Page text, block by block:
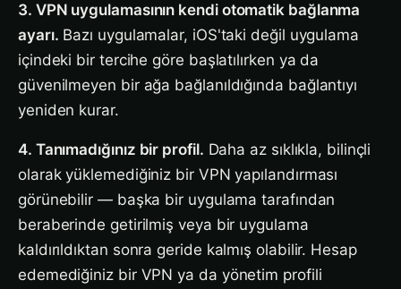
3. VPN uygulamasının kendi otomatik bağlanma
ayarı. Bazı uygulamalar, iOS'taki değil uygulama
içindeki bir tercihe göre başlatılırken ya da
güvenilmeyen bir ağa bağlanıldığında bağlantıyı
yeniden kurar.
4. Tanımadığınız bir profil. Daha az sıklıkla, bilinçli
olarak yüklemediğiniz bir VPN yapılandırması
görünebilir — başka bir uygulama tarafından
beraberinde getirilmiş veya bir uygulama
kaldırıldıktan sonra geride kalmış olabilir. Hesap
edemediğiniz bir VPN ya da yönetim profili